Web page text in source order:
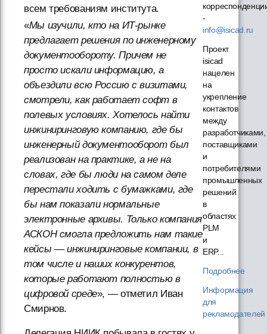
всем требованиям института.
«Мы изучили, кто на ИТ-рынке
предлагает решения по инженерному
документообороту. Причем не
просто искали информацию, а
объездили всю Россию с визитами,
смотрели, как работает софт в
полевых условиях. Хотелось найти
инжиниринговую компанию, где бы
инженерный документооборот был
реализован на практике, а не на
словах, где бы люди на самом деле
перестали ходить с бумажками, где
бы нам показали нормальные
электронные архивы. Только компания
АСКОН смогла предложить нам такие
кейсы — инжиниринговые компании, в
том числе и наших конкурентов,
которые работают полностью в
цифровой среде», — отметил Иван
Смирнов.
-
info@isicad.ru
Проект
isicad
нацелен
на
укрепление
контактов
между
разработчиками,
поставщиками
и
потребителями
промышленных
решений
в
областях
PLM
и
ERP...
Подробнее
Информация
для
рекламодателей